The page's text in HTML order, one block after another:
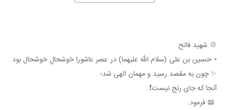
💠 شهید فاتح
▫️ حسین بن علی (سلام الله علیهما) در عصر عاشورا خوشحالِ خوشحال بود
✨ چون به مقصد رسید و مهمان الهی شد؛
آنجا که جای رنج نیست❗️
📖 فرمود: